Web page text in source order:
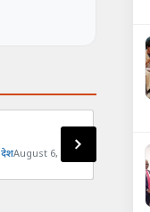
देशAugust 6, 2026